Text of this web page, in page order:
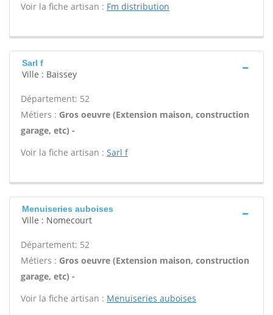
Voir la fiche artisan : Fm distribution
Sarl f
Ville : Baissey
Département: 52
Métiers : Gros oeuvre (Extension maison, construction
garage, etc) -
Voir la fiche artisan : Sarl f
Menuiseries auboises
Ville : Nomecourt
Département: 52
Métiers : Gros oeuvre (Extension maison, construction
garage, etc) -
Voir la fiche artisan : Menuiseries auboises